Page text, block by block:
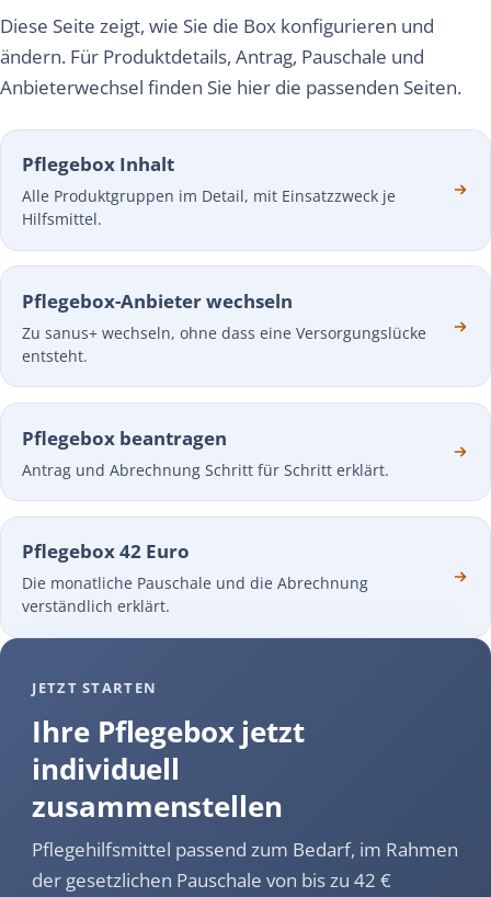
Diese Seite zeigt, wie Sie die Box konfigurieren und
ändern. Für Produktdetails, Antrag, Pauschale und
Anbieterwechsel finden Sie hier die passenden Seiten.
Pflegebox Inhalt
Alle Produktgruppen im Detail, mit Einsatzzweck je
Hilfsmittel.
Pflegebox-Anbieter wechseln
Zu sanus+ wechseln, ohne dass eine Versorgungslücke
entsteht.
Pflegebox beantragen
Antrag und Abrechnung Schritt für Schritt erklärt.
Pflegebox 42 Euro
Die monatliche Pauschale und die Abrechnung
verständlich erklärt.
JETZT STARTEN
Ihre Pflegebox jetzt
individuell
zusammenstellen
Pflegehilfsmittel passend zum Bedarf, im Rahmen
der gesetzlichen Pauschale von bis zu 42 €